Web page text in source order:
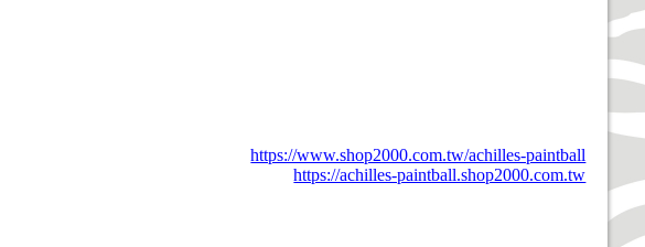
https://www.shop2000.com.tw/achilles-paintball
https://achilles-paintball.shop2000.com.tw